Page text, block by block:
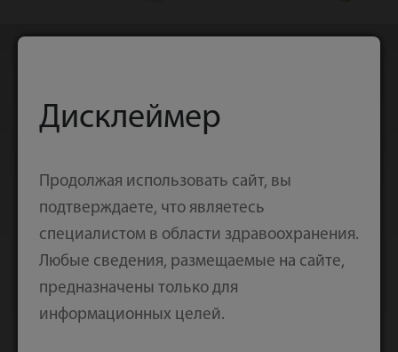
Спинальная
Продукция для спинальной хирургии включает
в себя системы для переднего шейного отдела,
системы транспедикулярной фиксации
позвоночника и кейджи; изделия специально
разработаны для лечения различных
Дисклеймер
Продолжая использовать сайт, вы
подтверждаете, что являетесь
специалистом в области здравоохранения.
Любые сведения, размещаемые на сайте,
предназначены только для
информационных целей.